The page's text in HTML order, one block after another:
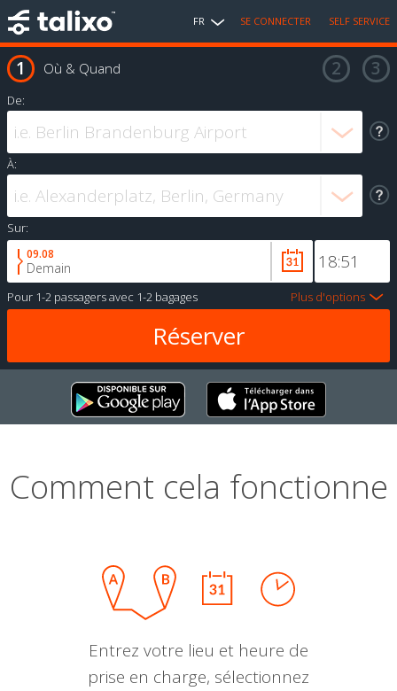
FR SE CONNECTER SELF SERVICE
Où & Quand
De:
À:
Sur:
09.08
Demain
Pour 1-2 passagersavec 1-2 bagages Plus d'options
Comment cela fonctionne
Entrez votre lieu et heure de
prise en charge, sélectionnez